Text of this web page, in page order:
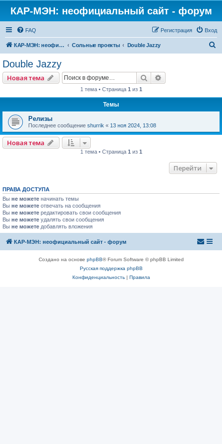
КАР-МЭН: неофициальный сайт - форум
FAQ Вход
Регистрация
КАР-МЭН: неофициальный сайт - форум Сольные проекты Double Jazzy
Double Jazzy
Новая тема Поиск
1 тема • Страница 1 из 1
Темы
Релизы
Последнее сообщение shurrik « 13 ноя 2024, 13:08
Новая тема
1 тема • Страница 1 из 1
Перейти
ПРАВА ДОСТУПА
Вы не можете начинать темы
Вы не можете отвечать на сообщения
Вы не можете редактировать свои сообщения
Вы не можете удалять свои сообщения
Вы не можете добавлять вложения
КАР-МЭН: неофициальный сайт - форум
Создано на основе phpBB® Forum Software © phpBB Limited
Русская поддержка phpBB
Конфиденциальность| Правила